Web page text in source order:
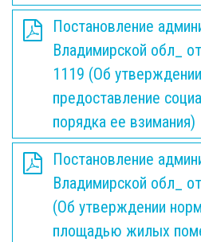
Постановление
Владимирской обл_
1119 (Об
предоставление
порядка ее взимания)
Постановление
Владимирской обл_
(Об утверждении
площадью жилых